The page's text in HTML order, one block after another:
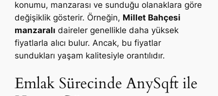
konumu, manzarası ve sunduğu olanaklara göre
değişiklik gösterir. Örneğin, Millet Bahçesi
manzaralı daireler genellikle daha yüksek
fiyatlarla alıcı bulur. Ancak, bu fiyatlar
sundukları yaşam kalitesiyle orantılıdır.
Emlak Sürecinde AnySqft ile